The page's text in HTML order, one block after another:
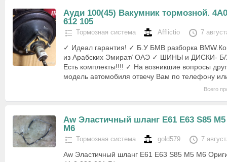
Ауди 100(45) Вакумник тормозной. 4А0
612 105
Тормозная система Afflictio 7
✓ Идеал гарантия! ✓ Б.У БМВ разборка
из Арабских Эмират/ ОАЭ ✓ ШИНЫ и ДИСКИ- Б/
Есть комплекты!!!! ✓ На возникшие вопросы
модель автомобиля отвечу Вам по телефону
Всего
Aw Эластичный шланг E61 E63 S85 М5
М6
Тормозная система gold579 7
Aw Эластичный шланг E61 E63 S85 М5 М6